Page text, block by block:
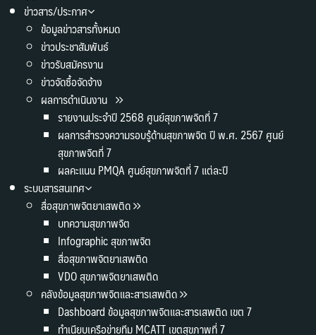
ข่าวสาร/ประกาศ
ข้อมูลข่าวสารทั้งหมด
ข่าวประชาสัมพันธ์
ข่าวรับสมัครงาน
ข่าวจัดซื้อจัดจ้าง
ผลการดำเนินงาน
รายงานประจำปี 2568 ศูนย์สุขภาพจิตที่ 7
ผลการสำรวจความรอบรู้ด้านสุขภาพจิต ปี พ.ศ. 2567 ศูนย์
สุขภาพจิตที่ 7
ผลคะแนน PMQA ศูนย์สุขภาพจิตที่ 7 แต่ละปี
ระบบสารสนเทศ
สื่อสุขภาพจิตยาเสพติด
บทความสุขภาพจิต
Infographic สุขภาพจิต
สื่อสุขภาพจิตยาเสพติด
VDO สุขภาพจิตยาเสพติด
คลังข้อมูลสุขภาพจิตและสารเสพติด
Dashboard ข้อมูลสุขภาพจิตและสารเสพติด เขต 7
ทำเนียบเครือข่ายทีม MCATT เขตสุขภาพที่ 7